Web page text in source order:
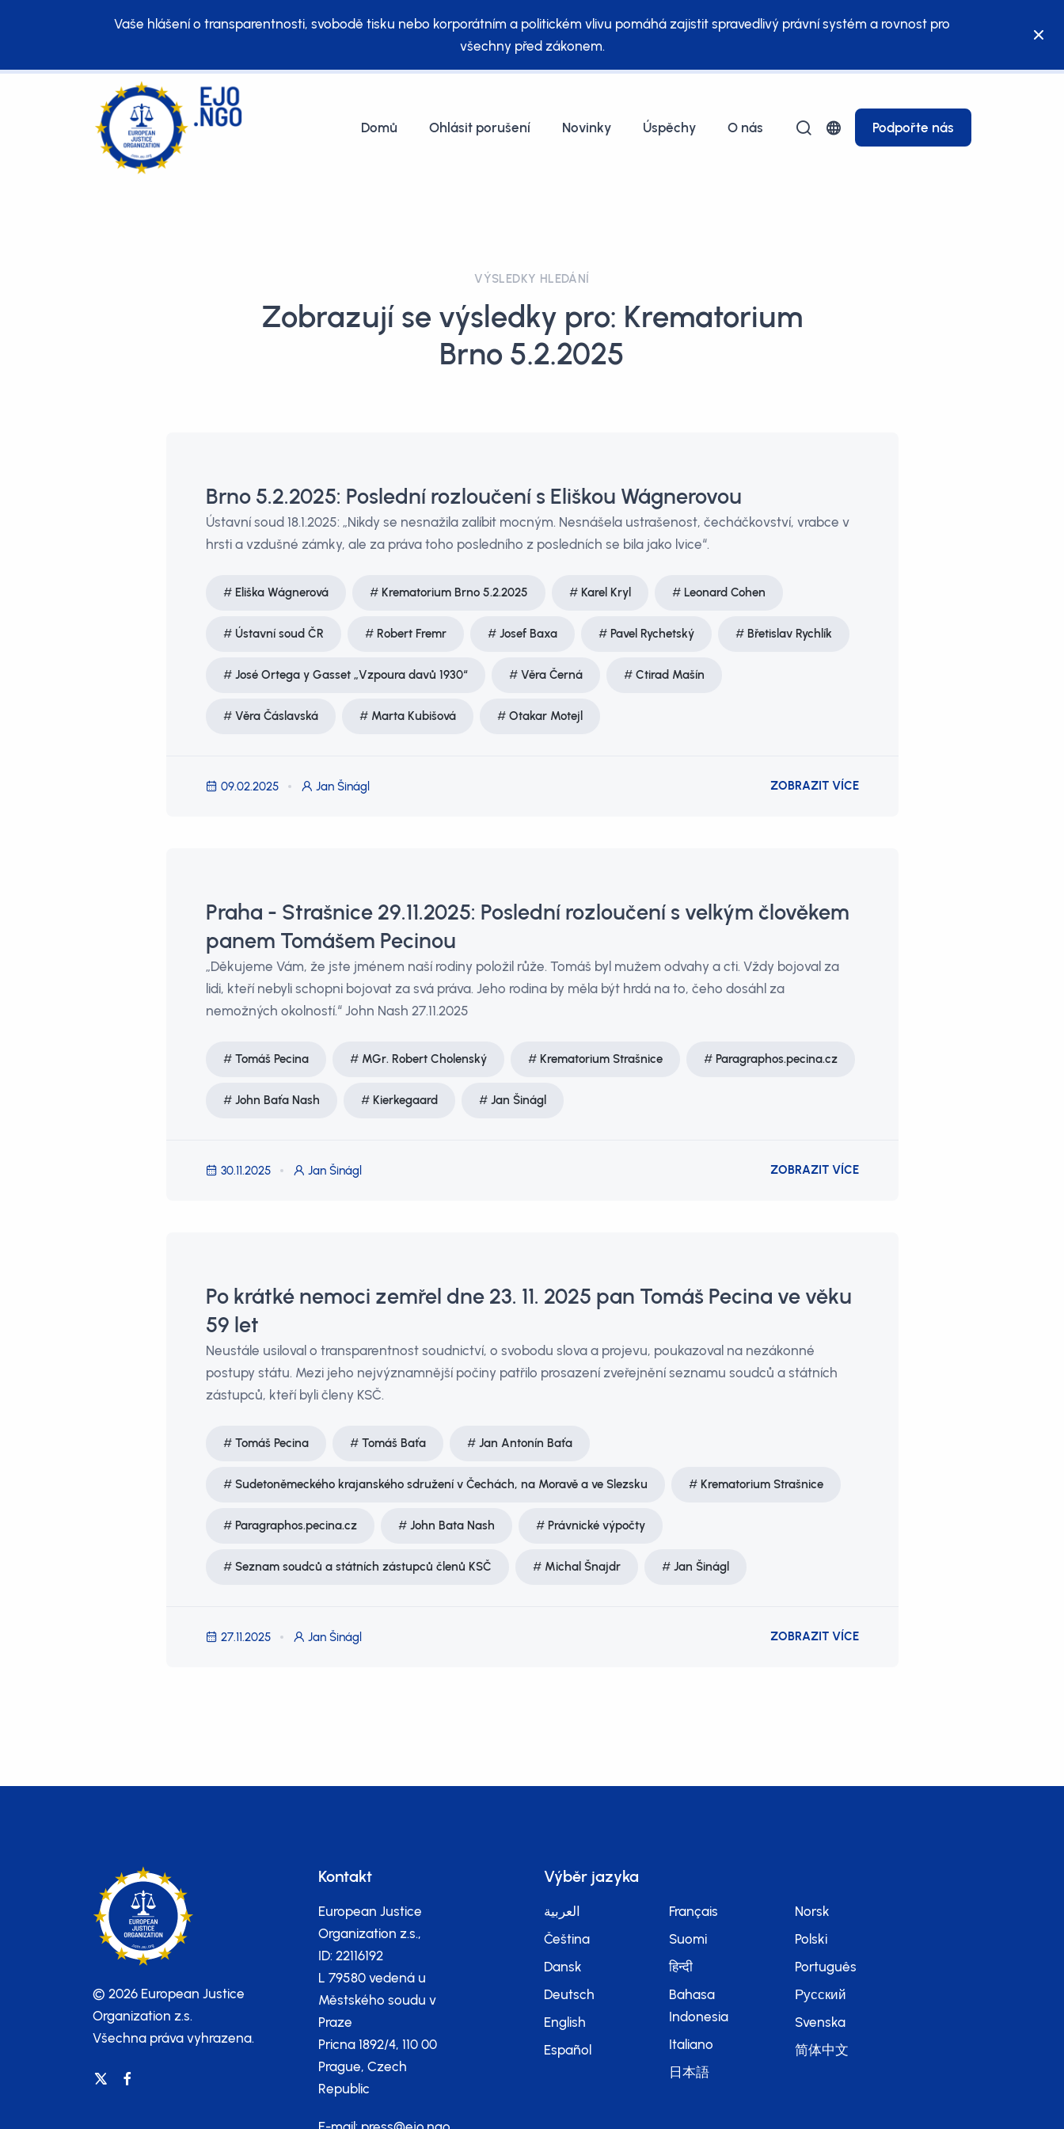
Vaše hlášení o transparentnosti, svobodě tisku nebo korporátním a politickém vlivu pomáhá zajistit spravedlivý právní systém a rovnost pro
všechny před zákonem.
Domů Ohlásit porušení Novinky Úspěchy O nás Podpořte nás
VÝSLEDKY HLEDÁNÍ
Zobrazují se výsledky pro: Krematorium
Brno 5.2.2025
Brno 5.2.2025: Poslední rozloučení s Eliškou Wágnerovou
Ústavní soud 18.1.2025: „Nikdy se nesnažila zalíbit mocným. Nesnášela ustrašenost, čecháčkovství, vrabce v
hrsti a vzdušné zámky, ale za práva toho posledního z posledních se bila jako lvice“.
Eliška Wágnerová Krematorium Brno 5.2.2025 Karel Kryl Leonard Cohen
Ústavní soud ČR Robert Fremr Josef Baxa Pavel Rychetský Břetislav Rychlík
José Ortega y Gasset „Vzpoura davů 1930“ Věra Černá Ctirad Mašín
Věra Čáslavská Marta Kubišová Otakar Motejl
09.02.2025 Jan Šinágl ZOBRAZIT VÍCE
Praha - Strašnice 29.11.2025: Poslední rozloučení s velkým člověkem
panem Tomášem Pecinou
„Děkujeme Vám, že jste jménem naší rodiny položil růže. Tomáš byl mužem odvahy a cti. Vždy bojoval za
lidi, kteří nebyli schopni bojovat za svá práva. Jeho rodina by měla být hrdá na to, čeho dosáhl za
nemožných okolností.“ John Nash 27.11.2025
Tomáš Pecina MGr. Robert Cholenský Krematorium Strašnice Paragraphos.pecina.cz
John Baťa Nash Kierkegaard Jan Šinágl
30.11.2025 Jan Šinágl ZOBRAZIT VÍCE
Po krátké nemoci zemřel dne 23. 11. 2025 pan Tomáš Pecina ve věku
59 let
Neustále usiloval o transparentnost soudnictví, o svobodu slova a projevu, poukazoval na nezákonné
postupy státu. Mezi jeho nejvýznamnější počiny patřilo prosazení zveřejnění seznamu soudců a státních
zástupců, kteří byli členy KSČ.
Tomáš Pecina Tomáš Baťa Jan Antonín Baťa
Sudetoněmeckého krajanského sdružení v Čechách, na Moravě a ve Slezsku Krematorium Strašnice
Paragraphos.pecina.cz John Bata Nash Právnické výpočty
Seznam soudců a státních zástupců členů KSČ Michal Šnajdr Jan Šinágl
27.11.2025 Jan Šinágl ZOBRAZIT VÍCE
© 2026 European Justice
Organization z.s.
Všechna práva vyhrazena.
Kontakt
European Justice
Organization z.s.,
ID: 22116192
L 79580 vedená u
Městského soudu v
Praze
Pricna 1892/4, 110 00
Prague, Czech
Republic
Výběr jazyka
العربية
Čeština
Dansk
Deutsch
English
Español
Français
Suomi
हिन्दी
Bahasa
Indonesia
Italiano
日本語
Norsk
Polski
Português
Русский
Svenska
简体中文